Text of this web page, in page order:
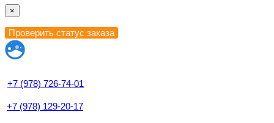
×
+7 (978) 726-74-01
+7 (978) 129-20-17